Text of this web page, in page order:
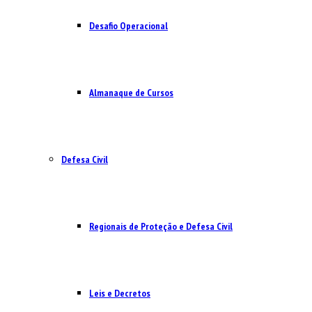
Desafio Operacional
Almanaque de Cursos
Defesa Civil
Regionais de Proteção e Defesa Civil
Leis e Decretos